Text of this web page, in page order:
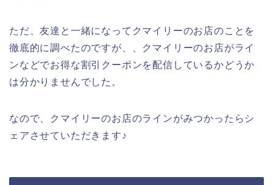
ただ、友達と一緒になってクマイリーのお店のことを
徹底的に調べたのですが、、クマイリーのお店がライ
ンなどでお得な割引クーポンを配信しているかどうか
は分かりませんでした。
なので、クマイリーのお店のラインがみつかったらシ
ェアさせていただきます♪